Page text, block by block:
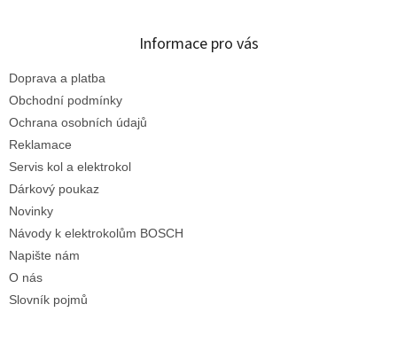
Informace pro vás
Doprava a platba
Obchodní podmínky
Ochrana osobních údajů
Reklamace
Servis kol a elektrokol
Dárkový poukaz
Novinky
Návody k elektrokolům BOSCH
Napište nám
O nás
Slovník pojmů